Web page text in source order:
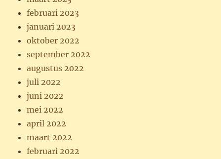
februari 2023
januari 2023
oktober 2022
september 2022
augustus 2022
juli 2022
juni 2022
mei 2022
april 2022
maart 2022
februari 2022